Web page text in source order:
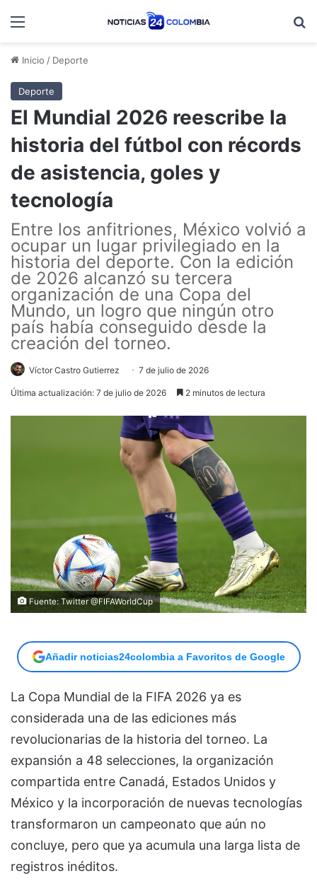
Menú
Inicio / Deporte
Deporte
El Mundial 2026 reescribe la
historia del fútbol con récords
de asistencia, goles y
tecnología
Entre los anfitriones, México volvió a
ocupar un lugar privilegiado en la
historia del deporte. Con la edición
de 2026 alcanzó su tercera
organización de una Copa del
Mundo, un logro que ningún otro
país había conseguido desde la
creación del torneo.
Víctor Castro Gutierrez 7 de julio de 2026
Última actualización: 7 de julio de 2026 2 minutos de lectura
Fuente: Twitter @FIFAWorldCup
Añadir noticias24colombia a Favoritos de Google
La Copa Mundial de la FIFA 2026 ya es
considerada una de las ediciones más
revolucionarias de la historia del torneo. La
expansión a 48 selecciones, la organización
compartida entre Canadá, Estados Unidos y
México y la incorporación de nuevas tecnologías
transformaron un campeonato que aún no
concluye, pero que ya acumula una larga lista de
registros inéditos.